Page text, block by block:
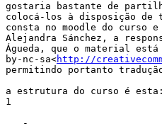
gostaria bastante de
colocá-los à disposição de
consta no moodle do curso
Alejandra Sánchez, a
Águeda, que o material está
by-nc-sa<http://
permitindo portanto
a estrutura do curso é esta:
1
   -